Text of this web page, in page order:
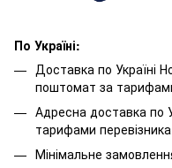
По Україні:
Доставка по Україні
поштомат за
Адресна доставка по
тарифами
Мінімальне